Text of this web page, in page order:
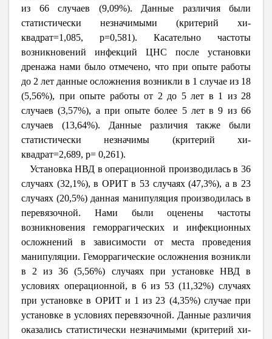
из 66 случаев (9,09%). Данные различия были
статистически незначимыми (критерий хи-
квадрат=1,085, p=0,581). Касательно частоты
возникновений инфекций ЦНС после установки
дренажа нами было отмечено, что при опыте работы
до 2 лет данные осложнения возникли в 1 случае из 18
(5,56%), при опыте работы от 2 до 5 лет в 1 из 28
случаев (3,57%), а при опыте более 5 лет в 9 из 66
случаев (13,64%). Данные различия также были
статистически незначимы (критерий хи-
квадрат=2,689, p= 0,261).
Установка НВД в операционной производилась в 36
случаях (32,1%), в ОРИТ в 53 случаях (47,3%), а в 23
случаях (20,5%) данная манипуляция производилась в
перевязочной. Нами были оценены частоты
возникновения геморрагических и инфекционных
осложнений в зависимости от места проведения
манипуляции. Геморрагические осложнения возникли
в 2 из 36 (5,56%) случаях при установке НВД в
условиях операционной, в 6 из 53 (11,32%) случаях
при установке в ОРИТ и 1 из 23 (4,35%) случае при
установке в условиях перевязочной. Данные различия
оказались статистически незначимыми (критерий хи-